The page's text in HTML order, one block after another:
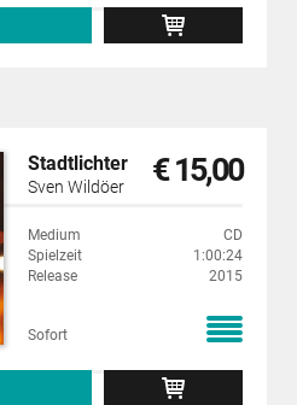
Stadtlichter
Sven Wildöer € 15,00
Medium
CD
Spielzeit
1:00:24
Release
2015
Sofort